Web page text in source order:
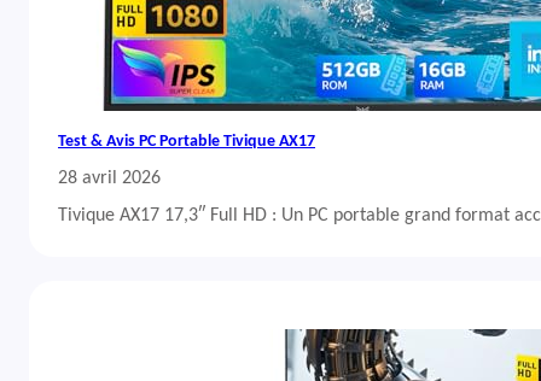
Test & Avis PC Portable Tivique AX17
28 avril 2026
Tivique AX17 17,3″ Full HD : Un PC portable grand format